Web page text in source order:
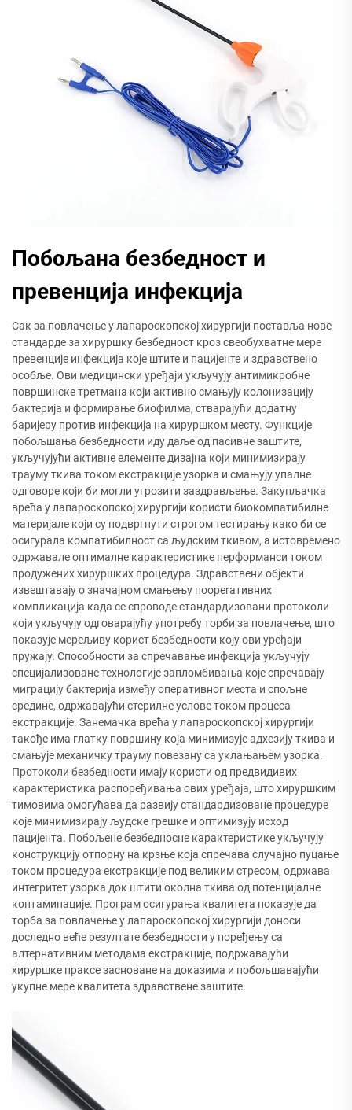
Побољана безбедност и
превенција инфекција
Сак за повлачење у лапароскопској хирургији поставља нове
стандарде за хируршку безбедност кроз свеобухватне мере
превенције инфекција које штите и пацијенте и здравствено
особље. Ови медицински уређаји укључују антимикробне
површинске третмана који активно смањују колонизацију
бактерија и формирање биофилма, стварајући додатну
баријеру против инфекција на хируршком месту. Функције
побољшања безбедности иду даље од пасивне заштите,
укључујући активне елементе дизајна који минимизирају
трауму ткива током екстракције узорка и смањују упалне
одговоре који би могли угрозити заздрављење. Закупљачка
врећа у лапароскопској хирургији користи биокомпатибилне
материјале који су подвргнути строгом тестирању како би се
осигурала компатибилност са људским ткивом, а истовремено
одржавале оптималне карактеристике перформанси током
продужених хируршких процедура. Здравствени објекти
извештавају о значајном смањењу поoperaтивних
компликација када се спроводе стандардизовани протоколи
који укључују одговарајућу употребу торби за повлачење, што
показује мерељиву корист безбедности коју ови уређаји
пружају. Способности за спречавање инфекција укључују
специјализоване технологије запломбивања које спречавају
миграцију бактерија између оперативног места и спољне
средине, одржавајући стерилне услове током процеса
екстракције. Занемачка врећа у лапароскопској хирургији
такође има глатку површину која минимизује адхезију ткива и
смањује механичку трауму повезану са уклањањем узорка.
Протоколи безбедности имају користи од предвидивих
карактеристика распоређивања ових уређаја, што хируршким
тимовима омогућава да развију стандардизоване процедуре
које минимизирају људске грешке и оптимизују исход
пацијента. Побољене безбедносне карактеристике укључују
конструкцију отпорну на крзње која спречава случајно пуцање
током процедура екстракције под великим стресом, одржава
интегритет узорка док штити околна ткива од потенцијалне
контаминације. Програм осигурања квалитета показује да
торба за повлачење у лапароскопској хирургији доноси
доследно веће резултате безбедности у поређењу са
алтернативним методама екстракције, подржавајући
хируршке праксе засноване на доказима и побољшавајући
укупне мере квалитета здравствене заштите.